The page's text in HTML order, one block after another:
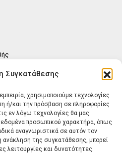
Συγκατάθεσης
χρησιμοποιούμε τεχνολογίες
ή/και την πρόσβαση σε πληροφορίες
εν λόγω τεχνολογίες θα μας
προσωπικού χαρακτήρα, όπως
αναγνωριστικά σε αυτόν τον
της συγκατάθεσης, μπορεί
λειτουργίες και δυνατότητες.